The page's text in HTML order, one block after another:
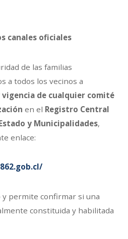
canales oficiales
de las familias
a todos los vecinos a
de cualquier comité
en el Registro Central
y Municipalidades,
enlace:
permite confirmar si una
constituida y habilitada